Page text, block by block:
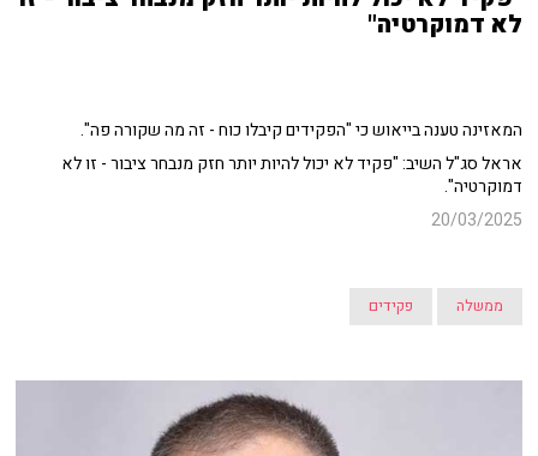
לא דמוקרטיה"
המאזינה טענה בייאוש כי "הפקידים קיבלו כוח - זה מה שקורה פה".
אראל סג"ל השיב: "פקיד לא יכול להיות יותר חזק מנבחר ציבור - זו לא
דמוקרטיה".
20/03/2025
ממשלה פקידים